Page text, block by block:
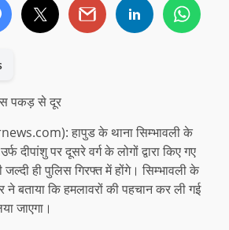
पकड़ से दूर
हापुड के थाना सिम्भावली के
दीपांशु पर दूसरे वर्ग के लोगों द्वारा किए गए
ही पुलिस गिरफ्त में होंगे। सिम्भावली के
ने बताया कि हमलावरों की पहचान कर ली गई
जाएगा।